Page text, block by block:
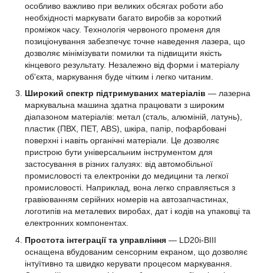
особливо важливо при великих обсягах роботи або
необхідності маркувати багато виробів за короткий
проміжок часу. Технологія червоного променя для
позиціонування забезпечує точне наведення лазера, що
дозволяє мінімізувати помилки та підвищити якість
кінцевого результату. Незалежно від форми і матеріалу
об'єкта, маркування буде чітким і легко читаним.
Широкий спектр підтримуваних матеріалів — лазерна
маркувальна машина здатна працювати з широким
діапазоном матеріалів: метал (сталь, алюміній, латунь),
пластик (ПВХ, ПЕТ, ABS), шкіра, папір, пофарбовані
поверхні і навіть органічні матеріали. Це дозволяє
пристрою бути універсальним інструментом для
застосування в різних галузях: від автомобільної
промисловості та електроніки до медицини та легкої
промисловості. Наприклад, вона легко справляється з
гравіюванням серійних номерів на автозапчастинах,
логотипів на металевих виробах, дат і кодів на упаковці та
електронних компонентах.
Простота інтеграції та управління — LD20i-BIII
оснащена вбудованим сенсорним екраном, що дозволяє
інтуїтивно та швидко керувати процесом маркування.